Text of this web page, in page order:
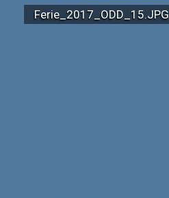
Ferie_2017_ODD_15.JPG